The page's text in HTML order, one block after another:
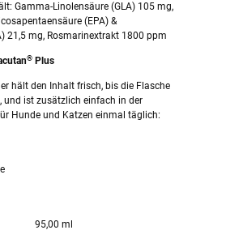
Gamma-Linolensäure (GLA) 105 mg,
(EPA) &
21,5 mg, Rosmarinextrakt 1800 ppm
® Plus
hält den Inhalt frisch, bis die Flasche
und ist zusätzlich einfach in der
Hunde und Katzen einmal täglich:
95,00 ml